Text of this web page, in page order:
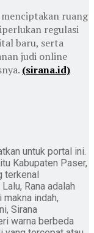
ruang
regulasi
baru, serta
judi online
(sirana.id)
untuk portal ini.
Kabupaten Paser,
terkenal
Rana adalah
indah,
Sirana
warna berbeda